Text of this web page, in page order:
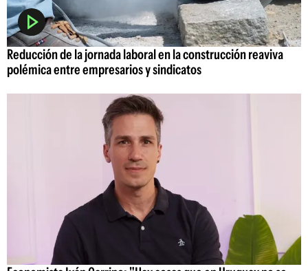
Reducción de la jornada laboral en la construcción reaviva
polémica entre empresarios y sindicatos